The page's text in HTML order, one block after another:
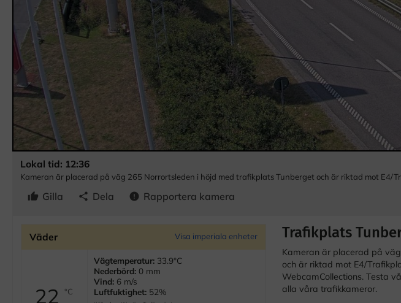
Lokal tid: 12:36
Kameran är placerad på väg 265 Norrortsleden i höjd med trafikplats Tunberget och är riktad mot E4/
thumb_up Gilla share Dela error Rapportera kamera
Väder Visa imperiala enheter
22°C
Vägtemperatur: 33.9°C
Nederbörd: 0 mm
Vind: 6 m/s
Luftfuktighet: 52%
Trafikplats
Kameran är placerad på
och är riktad mot E4/
WebcamCollections. Testa
alla våra trafikkameror.